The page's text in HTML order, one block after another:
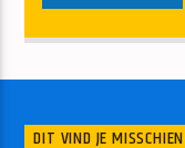
DIT VIND JE